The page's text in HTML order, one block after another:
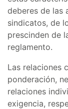
deberes de las
sindicatos, de
prescinden de
reglamento.
Las relaciones
ponderación,
relaciones
exigencia,